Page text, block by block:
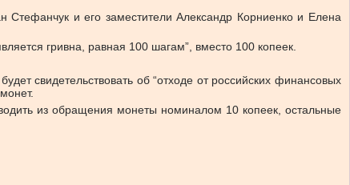
и его заместители Александр Корниенко и Елена
гривна, равная 100 шагам”, вместо 100 копеек.
свидетельствовать об “отходе от российских финансовых
из обращения монеты номиналом 10 копеек, остальные